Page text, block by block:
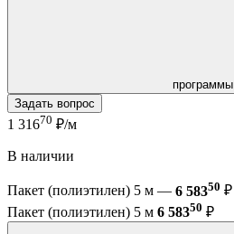
программы
Задать вопрос
1 31670 ₽/м
В наличии
Пакет (полиэтилен) 5 м — 6 58350 ₽
Пакет (полиэтилен) 5 м 6 58350 ₽